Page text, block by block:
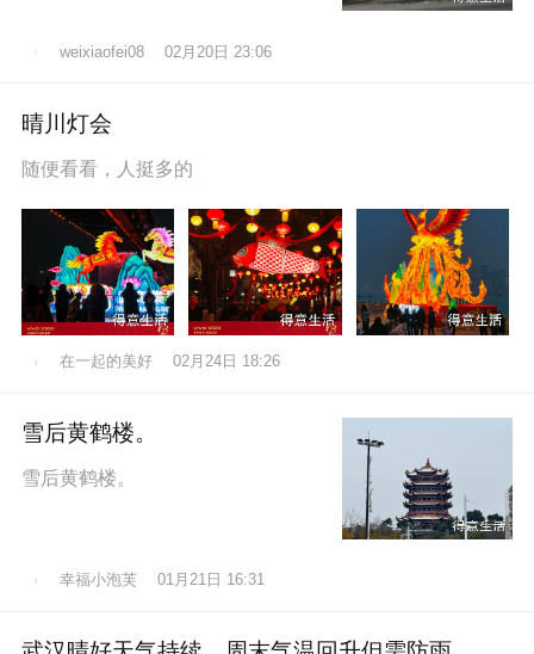
地拍照留
weixiaofei08 02月20日 23:06
晴川灯会
随便看看，人挺多的
在一起的美好 02月24日 18:26
雪后黄鹤楼。
雪后黄鹤楼。
幸福小泡芙 01月21日 16:31